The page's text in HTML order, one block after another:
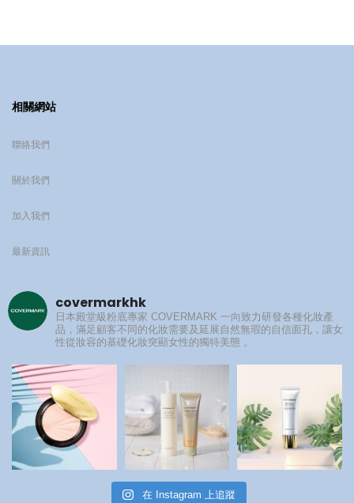
相關網站
聯絡我們
關於我們
加入我們
最新資訊
covermarkhk
日本殿堂級粉底專家 COVERMARK 一向致力研發各種化妝產
品，滿足顧客不同的化妝需要及延展自然無瑕的自信面孔，讓女
性從妝容的基礎化妝突顯女性的獨特美態 。
在 Instagram 上追蹤